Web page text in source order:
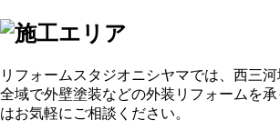
リフォームスタジオニシヤマでは、西三
全域で外壁塗装などの外装リフォームを
はお気軽にご相談ください。